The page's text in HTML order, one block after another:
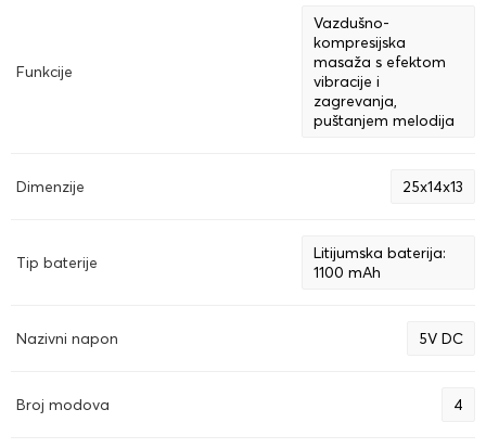
Funkcije
Vazdušno-
kompresijska
masaža s efektom
vibracije i
zagrevanja,
puštanjem melodija
Dimenzije 25х14х13
Tip baterije
Litijumska baterija:
1100 mAh
Nazivni napon 5V DC
Broj modova 4